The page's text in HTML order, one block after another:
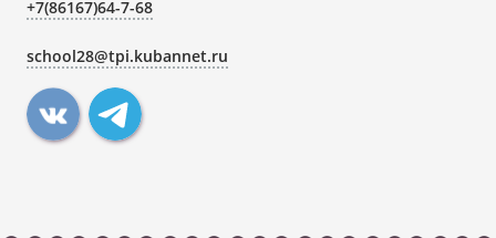
+7(86167)64-7-68
school28@tpi.kubannet.ru